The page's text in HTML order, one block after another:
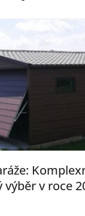
výběr v roce